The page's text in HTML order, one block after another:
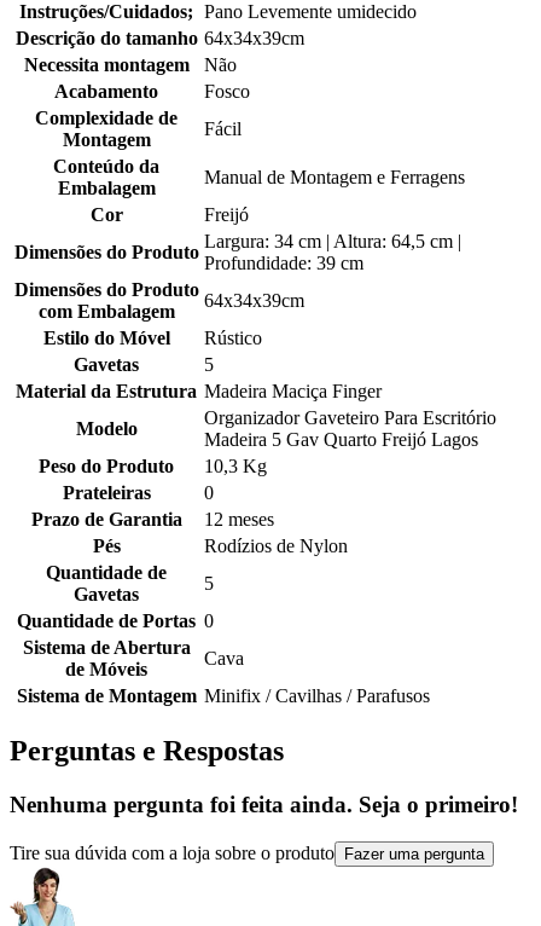
Instruções/Cuidados; Pano Levemente umidecido
Descrição do tamanho 64x34x39cm
Necessita montagem
Não
Acabamento
Fosco
Complexidade de
Montagem
Fácil
Conteúdo da
Embalagem
Manual de Montagem e Ferragens
Cor
Freijó
Dimensões do Produto
Largura: 34 cm | Altura: 64,5 cm |
Profundidade: 39 cm
Dimensões do Produto
com Embalagem
64x34x39cm
Estilo do Móvel
Rústico
Gavetas
5
Material da Estrutura Madeira Maciça Finger
Modelo
Organizador Gaveteiro Para Escritório
Madeira 5 Gav Quarto Freijó Lagos
Peso do Produto
10,3 Kg
Prateleiras
0
Prazo de Garantia
12 meses
Pés
Rodízios de Nylon
Quantidade de
Gavetas
5
Quantidade de Portas 0
Sistema de Abertura
de Móveis
Cava
Sistema de Montagem Minifix / Cavilhas / Parafusos
Perguntas e Respostas
Nenhuma pergunta foi feita ainda. Seja o primeiro!
Tire sua dúvida com a loja sobre o produto Fazer uma pergunta